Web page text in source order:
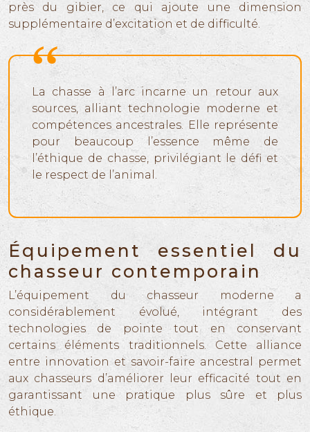
près du gibier, ce qui ajoute une dimension
supplémentaire d’excitation et de difficulté.
La chasse à l’arc incarne un retour aux
sources, alliant technologie moderne et
compétences ancestrales. Elle représente
pour beaucoup l’essence même de
l’éthique de chasse, privilégiant le défi et
le respect de l’animal.
Équipement essentiel du
chasseur contemporain
L’équipement du chasseur moderne a
considérablement évolué, intégrant des
technologies de pointe tout en conservant
certains éléments traditionnels. Cette alliance
entre innovation et savoir-faire ancestral permet
aux chasseurs d’améliorer leur efficacité tout en
garantissant une pratique plus sûre et plus
éthique.